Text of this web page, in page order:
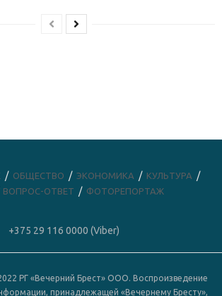
ОБЩЕСТВО ЭКОНОМИКА
КУЛЬТУРА
ВОПРОС-ОТВЕТ ФОТОРЕПОРТАЖ
+375 29 116 0000 (Viber)
РГ «Вечерний Брест» ООО. Воспроизведение
принадлежащей «Вечернему Бресту»,